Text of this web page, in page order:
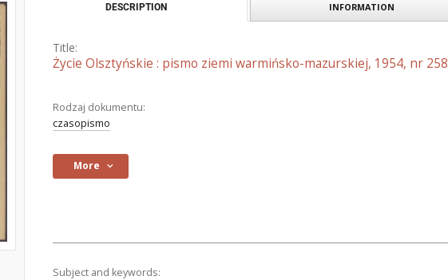
DESCRIPTION INFORMATION
Title:
Życie Olsztyńskie : pismo ziemi warmińsko-mazurskiej, 1954, nr 258
Rodzaj dokumentu:
czasopismo
More
Subject and keywords: